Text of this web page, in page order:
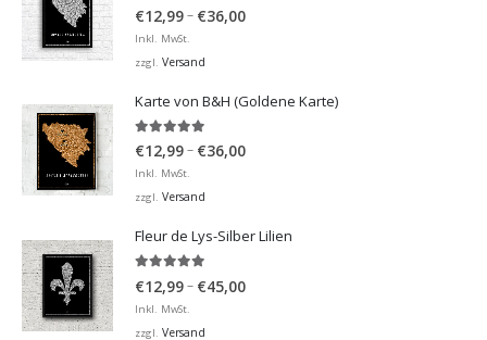
€12,99– €36,00Preisspanne:
Inkl. MwSt.
zzgl. Versand
Karte von B&H (Goldene Karte)
4.98von 5
€12,99– €36,00Preisspanne:
Inkl. MwSt.
zzgl. Versand
Fleur de Lys-Silber Lilien
€12,99– €45,00Preisspanne:
Inkl. MwSt.
zzgl. Versand